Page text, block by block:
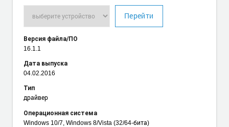
Перейти
Версия файла/ПО
16.1.1
Дата выпуска
04.02.2016
Тип
драйвер
Операционная система
Windows 10/7, Windows 8/Vista (32/64-бита)